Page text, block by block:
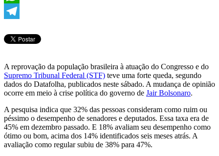
WhatsApp
A reprovação da população brasileira à atuação do Congresso e do
Supremo Tribunal Federal (STF) teve uma forte queda, segundo
dados do Datafolha, publicados neste sábado. A mudança de opinião
ocorre em meio à crise política do governo de Jair Bolsonaro.
A pesquisa indica que 32% das pessoas consideram como ruim ou
péssimo o desempenho de senadores e deputados. Essa taxa era de
45% em dezembro passado. E 18% avaliam seu desempenho como
ótimo ou bom, acima dos 14% identificados seis meses atrás. A
avaliação como regular subiu de 38% para 47%.